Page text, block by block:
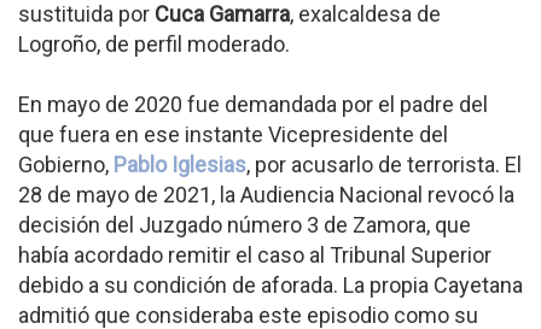
sustituida por Cuca Gamarra, exalcaldesa de
Logroño, de perfil moderado.
En mayo de 2020 fue demandada por el padre del
que fuera en ese instante Vicepresidente del
Gobierno, Pablo Iglesias, por acusarlo de terrorista. El
28 de mayo de 2021, la Audiencia Nacional revocó la
decisión del Juzgado número 3 de Zamora, que
había acordado remitir el caso al Tribunal Superior
debido a su condición de aforada. La propia Cayetana
admitió que consideraba este episodio como su